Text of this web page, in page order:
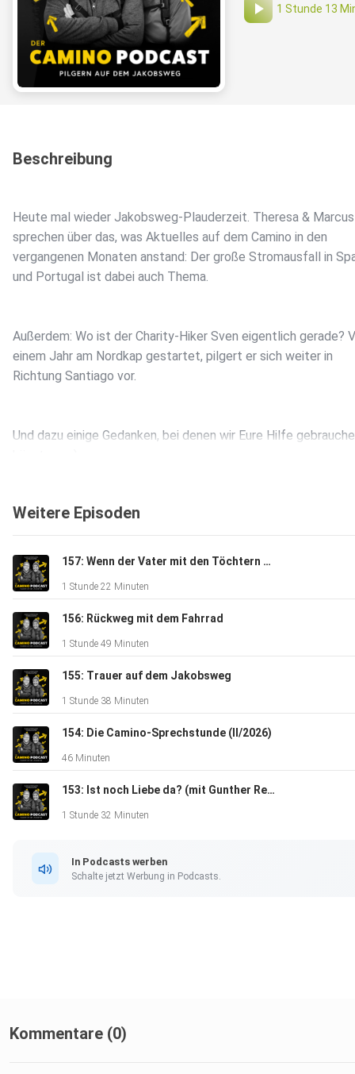
1 Stunde 13
Beschreibung
Heute mal wieder Jakobsweg-Plauderzeit. Theresa & Marcus
sprechen über das, was Aktuelles auf dem Camino in den
vergangenen Monaten anstand: Der große Stromausfall in
und Portugal ist dabei auch Thema.
Außerdem: Wo ist der Charity-Hiker Sven eigentlich gerade?
einem Jahr am Nordkap gestartet, pilgert er sich weiter in
Richtung Santiago vor.
Und dazu einige Gedanken, bei denen wir Eure Hilfe
########
Hier könnt Ihr das Camino-Podcast-Postkarten-Set bestellen:
⁠⁠⁠⁠⁠⁠⁠⁠⁠⁠⁠Camino-podcast.de⁠⁠⁠⁠⁠⁠⁠⁠⁠⁠⁠
Weitere Episoden
157: Wenn der Vater mit den Töchtern pilgert
1 Stunde 22 Minuten
156: Rückweg mit dem Fahrrad
1 Stunde 49 Minuten
155: Trauer auf dem Jakobsweg
1 Stunde 38 Minuten
154: Die Camino-Sprechstunde (II/2026)
46 Minuten
153: Ist noch Liebe da? (mit Gunther Reber)
1 Stunde 32 Minuten
In Podcasts werben
Schalte jetzt Werbung in Podcasts.
Kommentare (0)